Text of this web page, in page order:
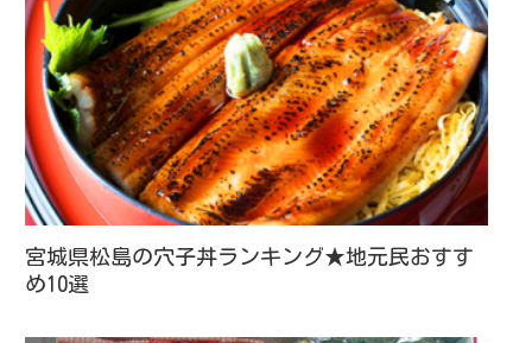
宮城県松島の穴子丼ランキング★地元民おすす
め10選